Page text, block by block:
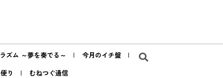
ズム ～夢を奏でる～
今月のイチ盤
り
むねつぐ通信